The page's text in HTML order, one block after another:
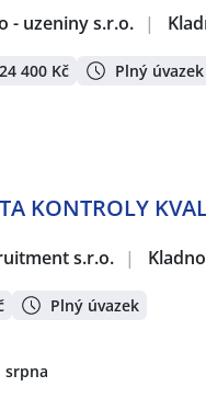
- uzeniny s.r.o. |
400 Kč Plný úvazek
KONTROLY
s.r.o. | Kladno
Plný úvazek
srpna